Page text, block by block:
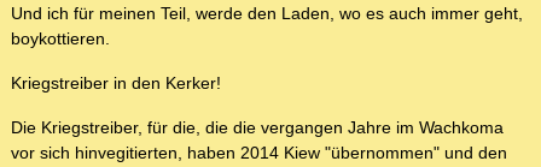
Und ich für meinen Teil, werde den Laden, wo es auch immer geht,
boykottieren.
Kriegstreiber in den Kerker!
Die Kriegstreiber, für die, die die vergangen Jahre im Wachkoma
vor sich hinvegitierten, haben 2014 Kiew "übernommen" und den